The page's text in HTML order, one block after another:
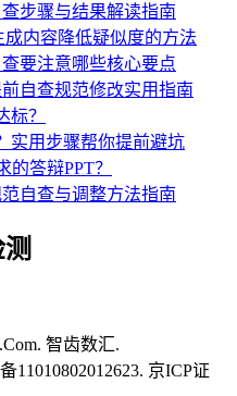
步骤与结果解读指南
内容降低疑似度的方法
要注意哪些核心要点
自查规范修改实用指南
？
实用步骤帮你提前避坑
答辩PPT？
自查与调整方法指南
智齿数汇.
11010802012623. 京ICP证